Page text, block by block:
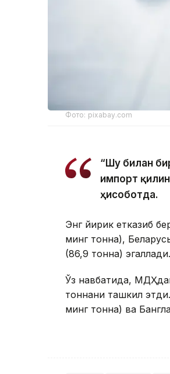
Фото: pixabay.com
“Шу билан
импорт
ҳисоботда.
Энг йирик етказиб
минг тонна),
(86,9 тонна) эгаллади.
Ўз навбатида,
тоннани ташкил
минг тонна) ва